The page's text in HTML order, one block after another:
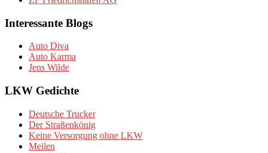
Interessante Blogs
Auto Diva
Auto Karma
Jens Wilde
LKW Gedichte
Deutsche Trucker
Der Straßenkönig
Keine Versorgung ohne LKW
Meilen